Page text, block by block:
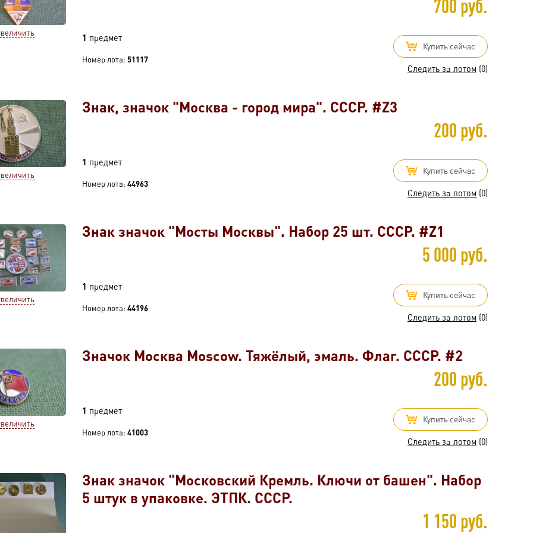
700 руб.
1 предмет
Номер лота: 51117
Купить сейчас
Следить за лотом (0)
Знак, значок "Москва - город мира". СССР. #Z3
200 руб.
1 предмет
Номер лота: 44963
Купить сейчас
Следить за лотом (0)
Знак значок "Мосты Москвы". Набор 25 шт. СССР. #Z1
5 000 руб.
1 предмет
Номер лота: 44196
Купить сейчас
Следить за лотом (0)
Значок Москва Moscow. Тяжёлый, эмаль. Флаг. СССР. #2
200 руб.
1 предмет
Номер лота: 41003
Купить сейчас
Следить за лотом (0)
Знак значок "Московский Кремль. Ключи от башен". Набор
5 штук в упаковке. ЭТПК. СССР.
1 150 руб.